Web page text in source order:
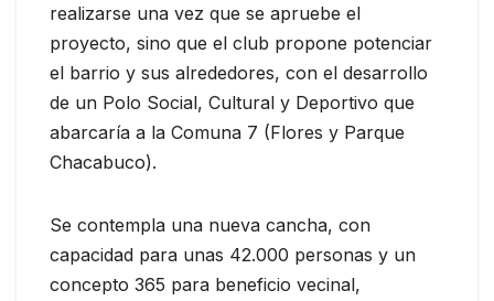
realizarse una vez que se apruebe el
proyecto, sino que el club propone potenciar
el barrio y sus alrededores, con el desarrollo
de un Polo Social, Cultural y Deportivo que
abarcaría a la Comuna 7 (Flores y Parque
Chacabuco).
Se contempla una nueva cancha, con
capacidad para unas 42.000 personas y un
concepto 365 para beneficio vecinal,